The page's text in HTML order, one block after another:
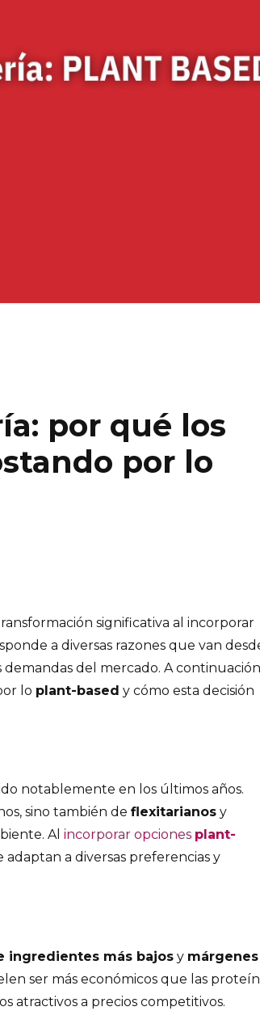
por qué los
por lo
significativa al incorporar
a diversas razones que van
del mercado. A
lo plant-based y cómo esta decisión
notablemente en los últimos años.
sino también de flexitarianos y
Al incorporar opciones plant-
adaptan a diversas preferencias y
ingredientes más bajos y márgenes
ser más económicos que las
atractivos a precios competitivos.